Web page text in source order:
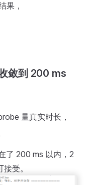
果，
敛到 200 ms
量真实时长，
了 200 ms 以内，2
受。